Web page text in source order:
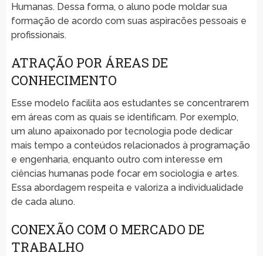
Humanas. Dessa forma, o aluno pode moldar sua
formação de acordo com suas aspiracões pessoais e
profissionais.
ATRAÇÃO POR ÁREAS DE
CONHECIMENTO
Esse modelo facilita aos estudantes se concentrarem
em áreas com as quais se identificam. Por exemplo,
um aluno apaixonado por tecnologia pode dedicar
mais tempo a conteúdos relacionados à programação
e engenharia, enquanto outro com interesse em
ciências humanas pode focar em sociologia e artes.
Essa abordagem respeita e valoriza a individualidade
de cada aluno.
CONEXÃO COM O MERCADO DE
TRABALHO